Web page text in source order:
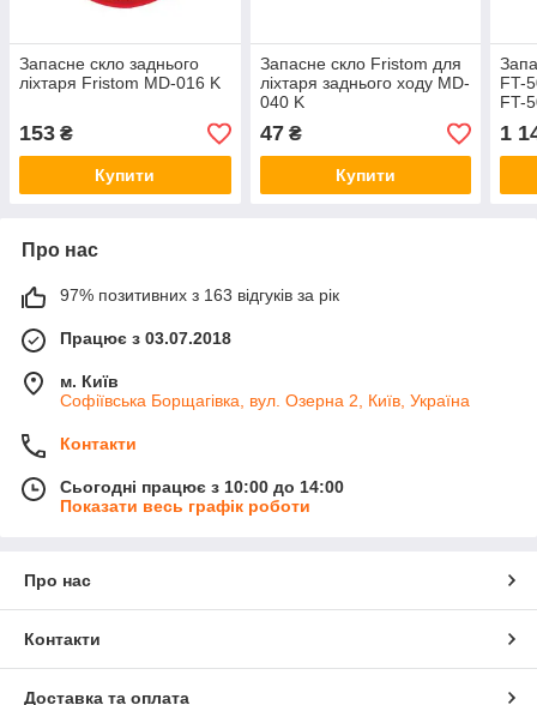
Запасне скло заднього
ліхтаря Fristom MD-016 K
153 ₴
Купити
Запасне скло Fristom для
ліхтаря заднього ходу MD-
040 K
47₴
Купити
FT-
FT-
1
Про нас
97% позитивних з 163 відгуків за рік
Працює з 03.07.2018
м. Київ
Софіївська Борщагівка, вул. Озерна 2, Київ, Україна
Контакти
Сьогодні працює з 10:00 до 14:00
Показати весь графік роботи
Про нас
Контакти
Доставка та оплата